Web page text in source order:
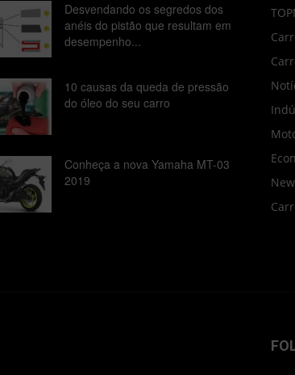
Desvendando os segredos dos
anéis do pistão que resultam em
desempenho...
10 causas da queda de pressão
do óleo do seu carro
Conheça a nova Yamaha MT-03
2019